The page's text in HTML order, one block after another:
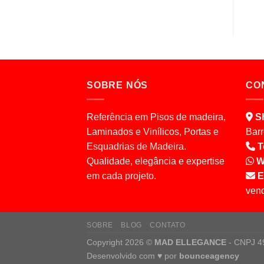
SOBRE NÓS
Referência em Pisos de madeira,
Laminados e Vinílicos, Portas e
Esquadrias de Madeira.
Qualidade, elegância e expertise
em cada projeto.
SOBRE BLOG CONTATO
Copyright 2026 © MAD ELLEGANCE - CNPJ
Desenvolvido com ♥ por bounceagency